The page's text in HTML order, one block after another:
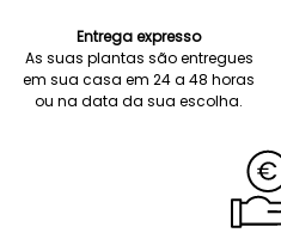
Entrega expresso
As suas plantas são entregues
em sua casa em 24 a 48 horas
ou na data da sua escolha.